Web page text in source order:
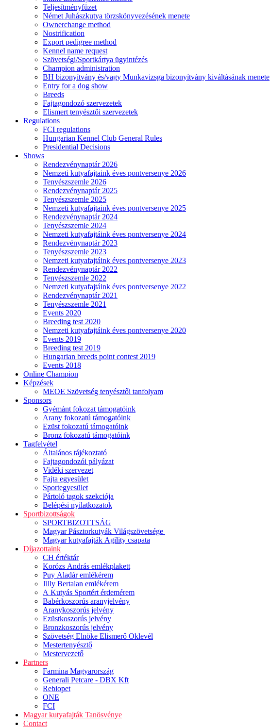
Teljesítményfüzet
Német Juhászkutya törzskönyvezésének menete
Ownerchange method
Nostrification
Export pedigree method
Kennel name request
Szövetségi/Sportkártya ügyintézés
Champion administration
BH bizonyítvány és/vagy Munkavizsga bizonyítvány kiváltásának menete
Entry for a dog show
Breeds
Fajtagondozó szervezetek
Elismert tenyésztői szervezetek
Regulations
FCI regulations
Hungarian Kennel Club General Rules
Presidential Decisions
Shows
Rendezvénynaptár 2026
Nemzeti kutyafajtaink éves pontversenye 2026
Tenyészszemle 2026
Rendezvénynaptár 2025
Tenyészszemle 2025
Nemzeti kutyafajtaink éves pontversenye 2025
Rendezvénynaptár 2024
Tenyészszemle 2024
Nemzeti kutyafajtáink éves pontversenye 2024
Rendezvénynaptár 2023
Tenyészszemle 2023
Nemzeti kutyafajtáink éves pontversenye 2023
Rendezvénynaptár 2022
Tenyészszemle 2022
Nemzeti kutyafajtáink éves pontversenye 2022
Rendezvénynaptár 2021
Tenyészszemle 2021
Events 2020
Breeding test 2020
Nemzeti kutyafajtáink éves pontversenye 2020
Events 2019
Breeding test 2019
Hungarian breeds point contest 2019
Events 2018
Online Champion
Képzések
MEOE Szövetség tenyésztői tanfolyam
Sponsors
Gyémánt fokozat támogatóink
Arany fokozatú támogatóink
Ezüst fokozatú támogatóink
Bronz fokozatú támogatóink
Tagfelvétel
Általános tájékoztató
Fajtagondozói pályázat
Vidéki szervezet
Fajta egyesület
Sportegyesület
Pártoló tagok szekciója
Belépési nyilatkozatok
Sportbizottságok
SPORTBIZOTTSÁG
Magyar Pásztorkutyák Világszövetsége
Magyar kutyafajták Agility csapata
Díjazottaink
CH értéktár
Korózs András emlékplakett
Puy Aladár emlékérem
Jilly Bertalan emlékérem
A Kutyás Sportért érdemérem
Babérkoszorús aranyjelvény
Aranykoszorús jelvény
Ezüstkoszorús jelvény
Bronzkoszorús jelvény
Szövetség Elnöke Elismerő Oklevél
Mestertenyésztő
Mestervezető
Partners
Farmina Magyarország
Generali Petcare - DBX Kft
Rebiopet
ONE
FCI
Magyar kutyafajták Tanösvénye
Contact